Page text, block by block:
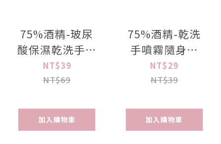
75%酒精-玻尿
酸保濕乾洗手噴
霧隨身瓶100ml
NT$39
NT$69
加入購物車
75%酒精-乾洗
手噴霧隨身瓶
100ml
NT$29
NT$39
加入購物車